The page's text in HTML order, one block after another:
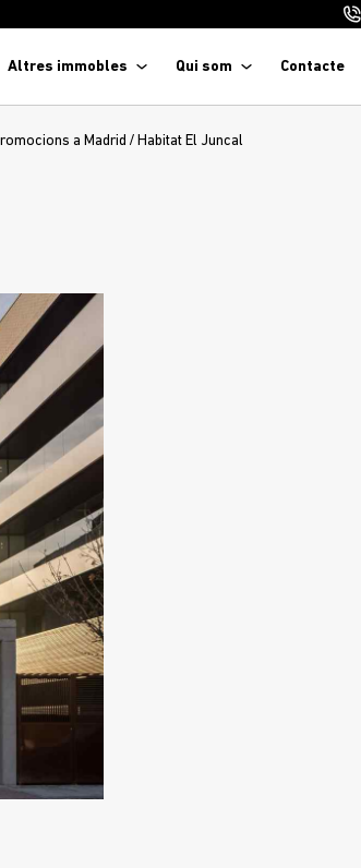
Altres immobles Qui som Contacte
a Madrid / Habitat El Juncal